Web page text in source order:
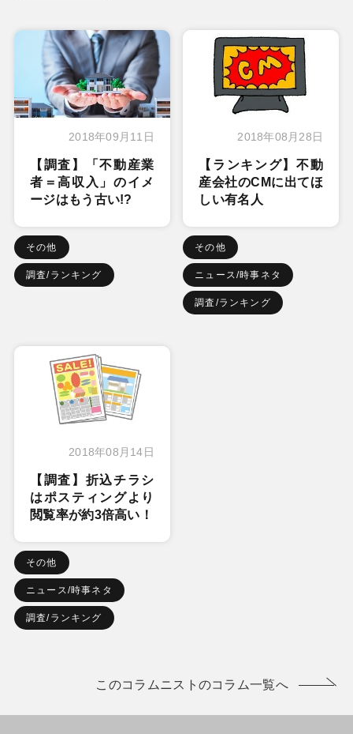
2018年09月11日
【調査】「不動産業
者＝高収入」のイメ
ージはもう古い!?
その他
調査/ランキング
2018年08月28日
【ランキング】不動
産会社のCMに出てほ
しい有名人
その他
ニュース/時事ネタ
調査/ランキング
2018年08月14日
【調査】折込チラシ
はポスティングより
閲覧率が約3倍高い！
その他
ニュース/時事ネタ
調査/ランキング
このコラムニストのコラム一覧へ